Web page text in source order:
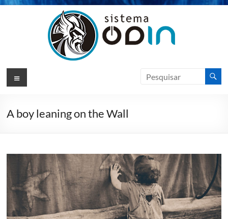
Sistema
ERP
Gestão
VIKSO
Technology
Menu
A boy leaning on the Wall